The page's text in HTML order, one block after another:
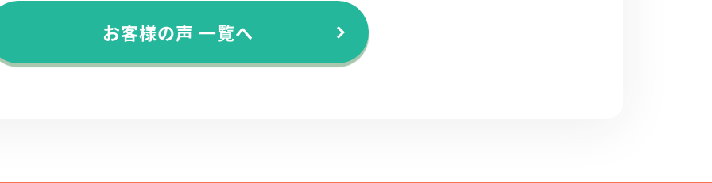
お客様の声 一覧へ